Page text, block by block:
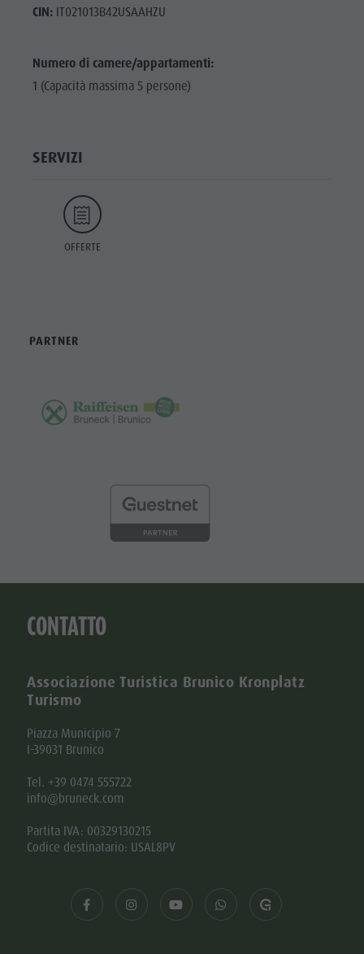
CIN:IT021013B42USAAHZU
Numero di camere/appartamenti:
1 (Capacità massima 5 persone)
SERVIZI
OFFERTE
PARTNER
CONTATTO
Associazione Turistica Brunico Kronplatz
Turismo
Piazza Municipio 7
I-39031 Brunico
Tel. +39 0474 555722
info@bruneck.com
Partita IVA: 00329130215
Codice destinatario: USAL8PV